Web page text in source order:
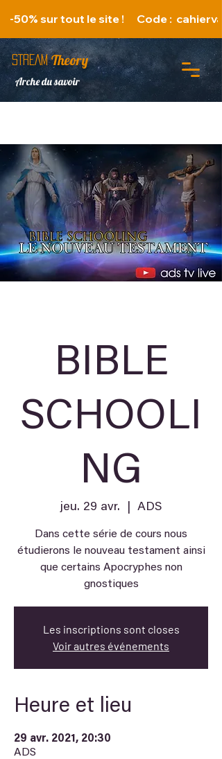
-50% sur tout le site !      Code :
STREAM Theory
Arche du savoir
BIBLE
SCHOOLI
NG
jeu. 29 avr. ADS
Dans cette série de cours nous
étudierons le nouveau testament ainsi
que certains Apocryphes non
gnostiques
Les inscriptions sont closes
Voir autres événements
Heure et lieu
29 avr. 2021, 20:30
ADS